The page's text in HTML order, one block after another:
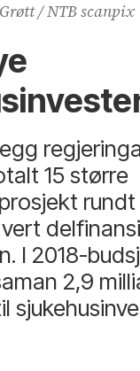
/ NTB scanpix
15 større
I 2018-
2,9